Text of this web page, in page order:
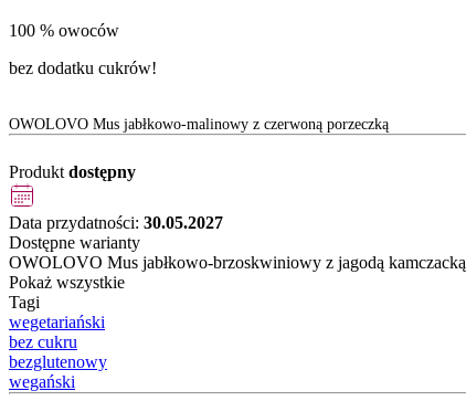
100 % owoców
bez dodatku cukrów!
OWOLOVO Mus jabłkowo-malinowy z czerwoną porzeczką
Produkt dostępny
Data przydatności: 30.05.2027
Dostępne warianty
OWOLOVO Mus jabłkowo-brzoskwiniowy z jagodą kamczacką
Pokaż wszystkie
Tagi
wegetariański
bez cukru
bezglutenowy
wegański